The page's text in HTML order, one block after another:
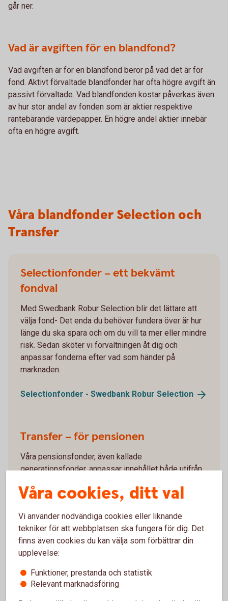
går ner.
Vad är avgiften för en blandfond?
Vad avgiften är för en blandfond beror på vad det är för
fond. Aktivt förvaltade blandfonder har ofta högre avgift än
passivt förvaltade. Vad blandfonden kostar påverkas även
av hur stor andel av fonden som är aktier respektive
räntebärande värdepapper. En högre andel aktier innebär
ofta en högre avgift.
Våra blandfonder Selection och
Transfer
Selectionfonder – ett bekvämt
fondval
Med Swedbank Robur Selection blir det lättare att
välja fond- Det enda du behöver fundera över är hur
länge du ska spara och om du vill ta mer eller mindre
risk. Sedan sköter vi förvaltningen åt dig och
anpassar fonderna efter vad som händer på
marknaden.
Selectionfonder - Swedbank Robur Selection
Transfer – för pensionen
Våra pensionsfonder, även kallade
generationsfonder, anpassar innehållet både utifrån
pension. Med Swedbank Robur Transfer får du ett
din pension.
Pensionsfonder - Swedbank RoburTransfer
Våra cookies, ditt val
Vi använder nödvändiga cookies eller liknande
tekniker för att webbplatsen ska fungera för dig. Det
finns även cookies du kan välja som förbättrar din
upplevelse:
Funktioner, prestanda och statistik
Relevant marknadsföring